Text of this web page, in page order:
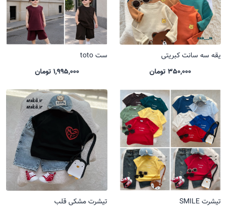
یقه سه سانت کبریتی
350,000 تومان
ست toto
1,995,000 تومان
تیشرت SMILE
تیشرت مشکی قلب